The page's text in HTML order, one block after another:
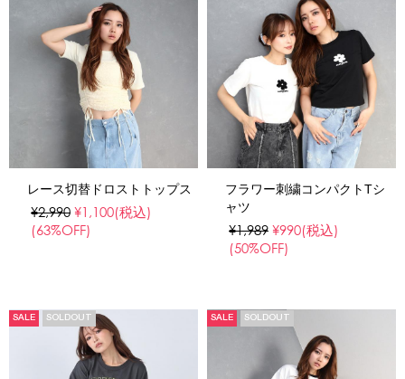
レース切替ドロストトップス
¥2,990 ¥1,100(税込)
(63%OFF)
フラワー刺繍コンパクトTシ
ャツ
¥1,989 ¥990(税込)
(50%OFF)
SALE SOLDOUT SALE SOLDOUT